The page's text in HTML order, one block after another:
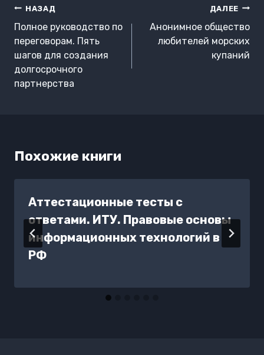
Навигация
по
записям
НАЗАД
Полное руководство по
переговорам. Пять
шагов для создания
долгосрочного
партнерства
ДАЛЕЕ
Анонимное общество
любителей морских
купаний
Похожие книги
Аттестационные тесты с
ответами. ИТУ. Правовые основы
информационных технологий в
РФ